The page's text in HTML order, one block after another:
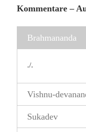
Kommentare –
Brahmananda
./.
Vishnu-
Sukadev